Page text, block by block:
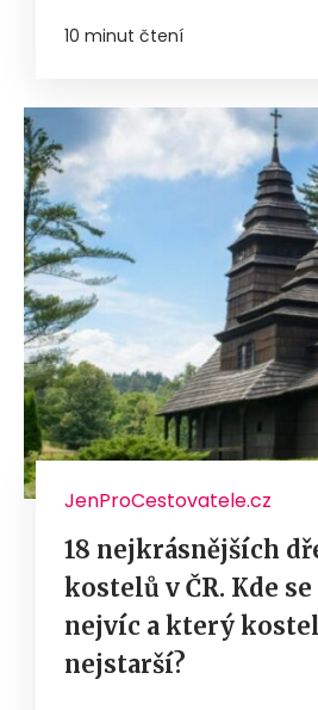
10 minut čtení
JenProCestovatele.cz
18 nejkrásnějších
kostelů v ČR. Kde
nejvíc a který
nejstarší?